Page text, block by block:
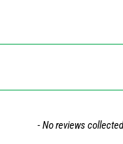
- No reviews